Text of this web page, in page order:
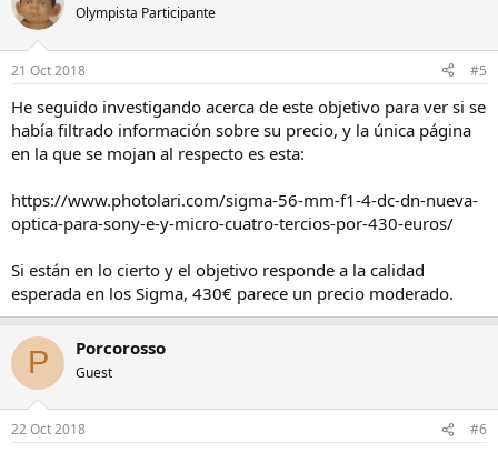
Olympista Participante
21 Oct 2018 #5
He seguido investigando acerca de este objetivo para ver si se
había filtrado información sobre su precio, y la única página
en la que se mojan al respecto es esta:
https://www.photolari.com/sigma-56-mm-f1-4-dc-dn-nueva-
optica-para-sony-e-y-micro-cuatro-tercios-por-430-euros/
Si están en lo cierto y el objetivo responde a la calidad
esperada en los Sigma, 430€ parece un precio moderado.
P Porcorosso
Guest
22 Oct 2018 #6